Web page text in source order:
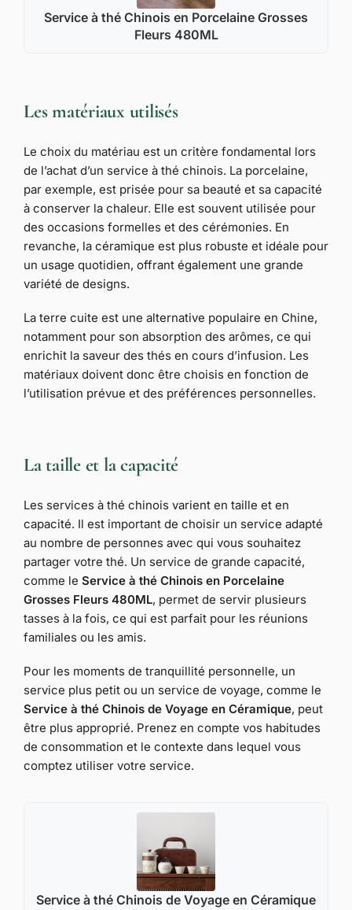
Service à thé Chinois en Porcelaine Grosses
Fleurs 480ML
Les matériaux utilisés
Le choix du matériau est un critère fondamental lors
de l’achat d’un service à thé chinois. La porcelaine,
par exemple, est prisée pour sa beauté et sa capacité
à conserver la chaleur. Elle est souvent utilisée pour
des occasions formelles et des cérémonies. En
revanche, la céramique est plus robuste et idéale pour
un usage quotidien, offrant également une grande
variété de designs.
La terre cuite est une alternative populaire en Chine,
notamment pour son absorption des arômes, ce qui
enrichit la saveur des thés en cours d’infusion. Les
matériaux doivent donc être choisis en fonction de
l’utilisation prévue et des préférences personnelles.
La taille et la capacité
Les services à thé chinois varient en taille et en
capacité. Il est important de choisir un service adapté
au nombre de personnes avec qui vous souhaitez
partager votre thé. Un service de grande capacité,
comme le Service à thé Chinois en Porcelaine
Grosses Fleurs 480ML, permet de servir plusieurs
tasses à la fois, ce qui est parfait pour les réunions
familiales ou les amis.
Pour les moments de tranquillité personnelle, un
service plus petit ou un service de voyage, comme le
Service à thé Chinois de Voyage en Céramique, peut
être plus approprié. Prenez en compte vos habitudes
de consommation et le contexte dans lequel vous
comptez utiliser votre service.
Service à thé Chinois de Voyage en Céramique